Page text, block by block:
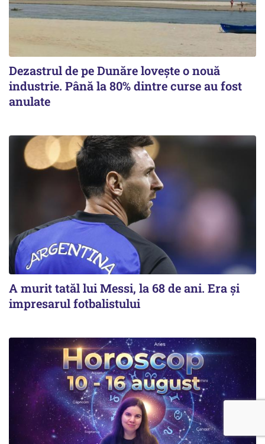
Dezastrul de pe Dunăre lovește o nouă
industrie. Până la 80% dintre curse au fost
anulate
A murit tatăl lui Messi, la 68 de ani. Era și
impresarul fotbalistului